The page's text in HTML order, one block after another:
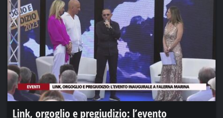
Link, orgoglio e pregiudizio: l’evento